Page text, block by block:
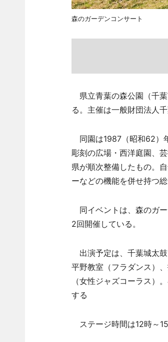
森のガーデンコンサート
県立青葉の森公園（千
る。主催は一般財団法人
同園は1987（昭和62）
彫刻の広場・西洋庭園、
県が順次整備したもの。
ーなどの機能を併せ持つ
同イベントは、森のガ
2回開催している。
出演予定は、千葉城太
平野教室（フラダンス）
（女性ジャズコーラス）
する
ステージ時間は12時～